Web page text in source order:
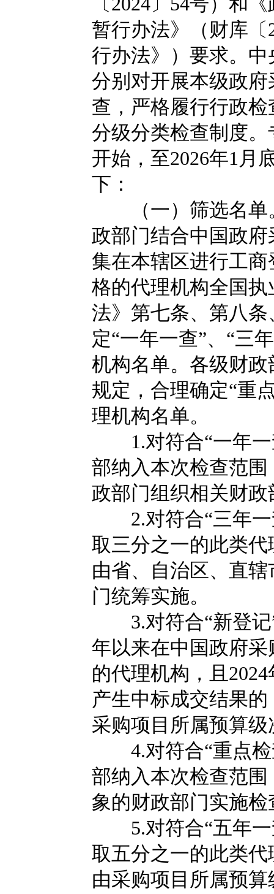
暂行办法》（财库〔
行办法》）要求。
分别对开展本级政
查，严格履行行政
分级分类检查制度。
开始，至2026年1月
下：
（一）筛选名单
政部门结合中国政
集在本辖区进行工
格的代理机构全国
法》第七条、第八
定“一年一查”、“三
机构名单。各级财
规定，合理确定“重
理机构名单。
1.对符合“一年一
部纳入本次检查范
政部门组织相关财
2.对符合“三年一
取三分之一的此类
由省、自治区、直
门统筹实施。
3.对符合“新登记”
年以来在中国政府
的代理机构，且
产生中标成交结果
采购项目所属预算
4.对符合“重点检
部纳入本次检查范围
象的财政部门实施检
5.对符合“五年一
取五分之一的此类
由采购项目所属预